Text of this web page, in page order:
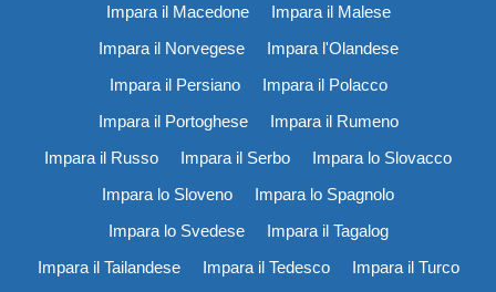
Impara il Macedone
Impara il Malese
Impara il Norvegese
Impara l'Olandese
Impara il Persiano
Impara il Polacco
Impara il Portoghese
Impara il Rumeno
Impara il Russo
Impara il Serbo
Impara lo Slovacco
Impara lo Sloveno
Impara lo Spagnolo
Impara lo Svedese
Impara il Tagalog
Impara il Tailandese
Impara il Tedesco
Impara il Turco